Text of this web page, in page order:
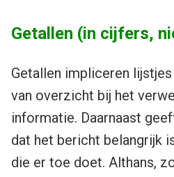
Getallen (in cijfers,
Getallen impliceren
van overzicht bij het
informatie. Daarnaast
dat het bericht belangrijk
die er toe doet. Althans,